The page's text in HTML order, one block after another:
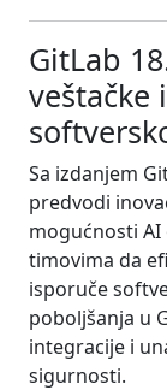
GitLab
veštačke
Sa izdanjem
predvodi
mogućnosti
timovima da
isporuče
poboljšanja u
integracije i
sigurnosti.